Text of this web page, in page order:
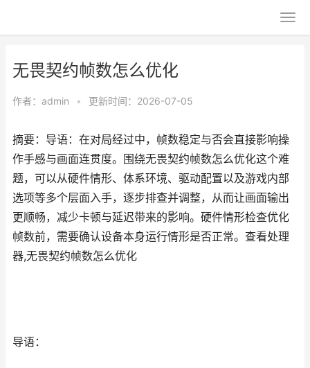
无畏契约帧数怎么优化
作者： admin • 更新时间：2026-07-05
摘要：导语：在对局经过中，帧数稳定与否会直接影响操
作手感与画面连贯度。围绕无畏契约帧数怎么优化这个难
题，可以从硬件情形、体系环境、驱动配置以及游戏内部
选项等多个层面入手，逐步排查并调整，从而让画面输出
更顺畅，减少卡顿与延迟带来的影响。硬件情形检查优化
帧数前，需要确认设备本身运行情形是否正常。查看处理
器,无畏契约帧数怎么优化
导语：